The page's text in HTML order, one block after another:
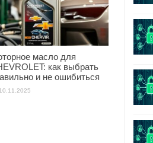
масло для
как выбрать
и не ошибиться
10.11.2025